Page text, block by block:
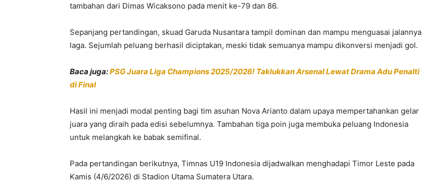
tambahan dari Dimas Wicaksono pada menit ke-79 dan 86.
Sepanjang pertandingan, skuad Garuda Nusantara tampil dominan dan mampu menguasai jalannya
laga. Sejumlah peluang berhasil diciptakan, meski tidak semuanya mampu dikonversi menjadi gol.
Baca juga:PSG Juara Liga Champions 2025/2026! Taklukkan Arsenal Lewat Drama Adu Penalti
di Final
Hasil ini menjadi modal penting bagi tim asuhan Nova Arianto dalam upaya mempertahankan gelar
juara yang diraih pada edisi sebelumnya. Tambahan tiga poin juga membuka peluang Indonesia
untuk melangkah ke babak semifinal.
Pada pertandingan berikutnya, Timnas U19 Indonesia dijadwalkan menghadapi Timor Leste pada
Kamis (4/6/2026) di Stadion Utama Sumatera Utara.